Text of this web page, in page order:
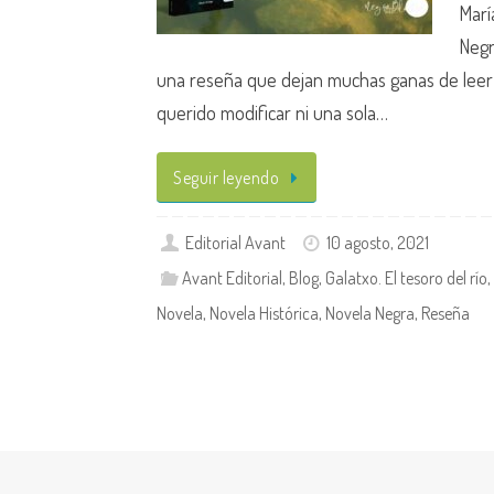
una reseña que dejan muchas ganas de
querido modificar ni una sola…
Seguir leyendo
Editorial Avant
10 agosto, 2021
Avant Editorial, Blog, Galatxo. El tesoro del río,
Novela, Novela Histórica, Novela Negra, Reseña